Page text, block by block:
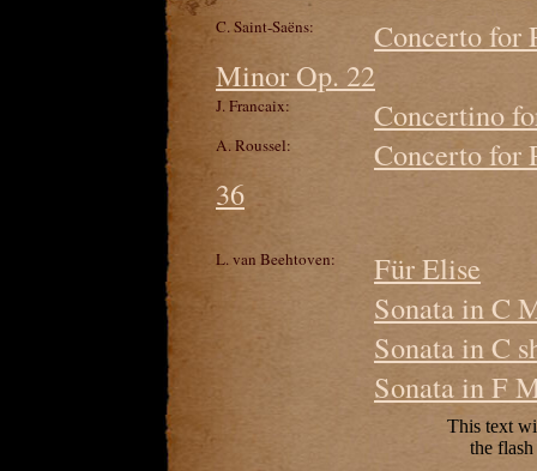
C. Saint-Saëns:
Concerto for
Minor Op. 22
J. Francaix: Concertino
A. Roussel:
Concerto for
36
L. van Beehtoven:
Für Elise
Sonata in C
Sonata in C
Sonata in F